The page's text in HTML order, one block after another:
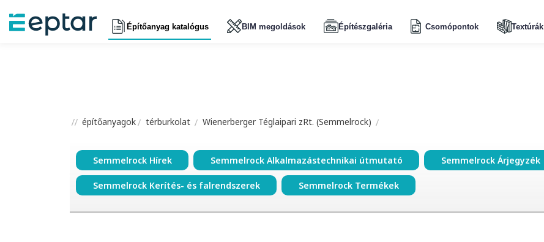
Építőanyag katalógus BIM megoldások Építészgaléria Csomópontok Textúrák
építőanyagok térburkolat Wienerberger Téglaipari zRt. (Semmelrock)
Semmelrock Hírek Semmelrock Alkalmazástechnikai útmutató Semmelrock Árjegyzék
Semmelrock Kerítés- és falrendszerek Semmelrock Termékek